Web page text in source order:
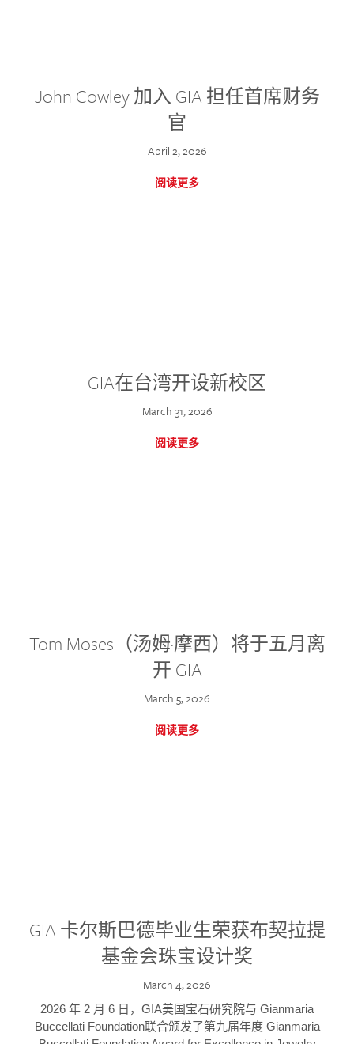
John Cowley 加入 GIA 担任首席财务
官
April 2, 2026
阅读更多
GIA在台湾开设新校区
March 31, 2026
阅读更多
Tom Moses（汤姆·摩西）将于五月离
开 GIA
March 5, 2026
阅读更多
GIA 卡尔斯巴德毕业生荣获布契拉提
基金会珠宝设计奖
March 4, 2026
2026 年 2 月 6 日，GIA美国宝石研究院与 Gianmaria
Buccellati Foundation联合颁发了第九届年度 Gianmaria